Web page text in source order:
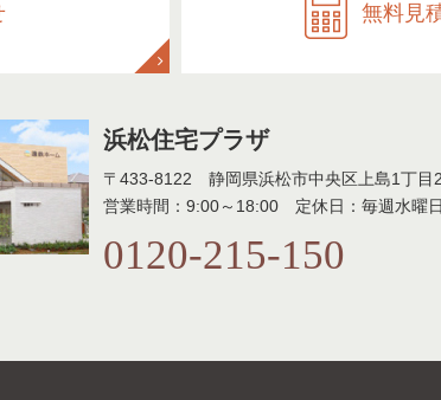
無料見
浜松住宅プラザ
〒433-8122 静岡県浜松市中央区上島1丁目
営業時間：9:00～18:00 定休日：毎週水曜
0120-215-150